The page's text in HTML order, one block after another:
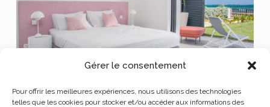
Gérer le consentement
Pour offrir les meilleures expériences, nous utilisons des technologies
telles que les cookies pour stocker et/ou accéder aux informations des